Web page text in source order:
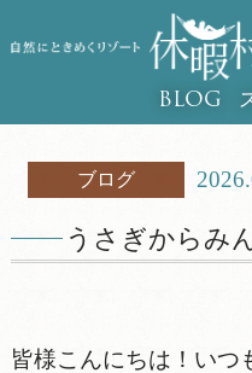
BLOG
ブログ
うさぎからみ
皆様こんにちは！いつ